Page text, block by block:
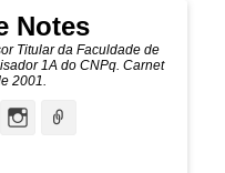
Notes
Titular da Faculdade de
1A do CNPq. Carnet
2001.
Instagram